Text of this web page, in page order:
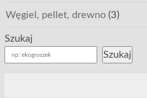
Węgiel, pellet, drewno(3)
Szukaj
Szukaj